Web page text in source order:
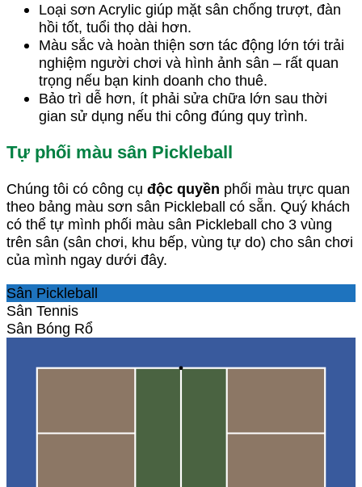
Loại sơn Acrylic giúp mặt sân chống trượt, đàn
hồi tốt, tuổi thọ dài hơn.
Màu sắc và hoàn thiện sơn tác động lớn tới trải
nghiệm người chơi và hình ảnh sân – rất quan
trọng nếu bạn kinh doanh cho thuê.
Bảo trì dễ hơn, ít phải sửa chữa lớn sau thời
gian sử dụng nếu thi công đúng quy trình.
Tự phối màu sân Pickleball
Chúng tôi có công cụ độc quyền phối màu trực quan
theo bảng màu sơn sân Pickleball có sẵn. Quý khách
có thể tự mình phối màu sân Pickleball cho 3 vùng
trên sân (sân chơi, khu bếp, vùng tự do) cho sân chơi
của mình ngay dưới đây.
Sân Pickleball
Sân Tennis
Sân Bóng Rổ